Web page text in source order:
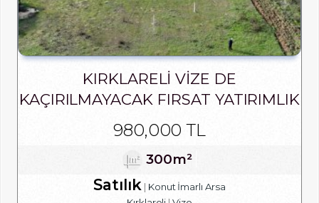
KIRKLARELİ VİZE DE
KAÇIRILMAYACAK FIRSAT YATIRIMLIK
ARSA
980,000 TL
300m²
Satılık
Konut İmarlı Arsa